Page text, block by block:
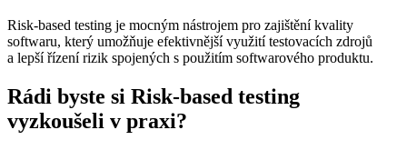
Risk-based testing je mocným nástrojem pro zajištění kvality
softwaru, který umožňuje efektivnější využití testovacích zdrojů
a lepší řízení rizik spojených s použitím softwarového produktu.
Rádi byste si Risk-based testing
vyzkoušeli v praxi?